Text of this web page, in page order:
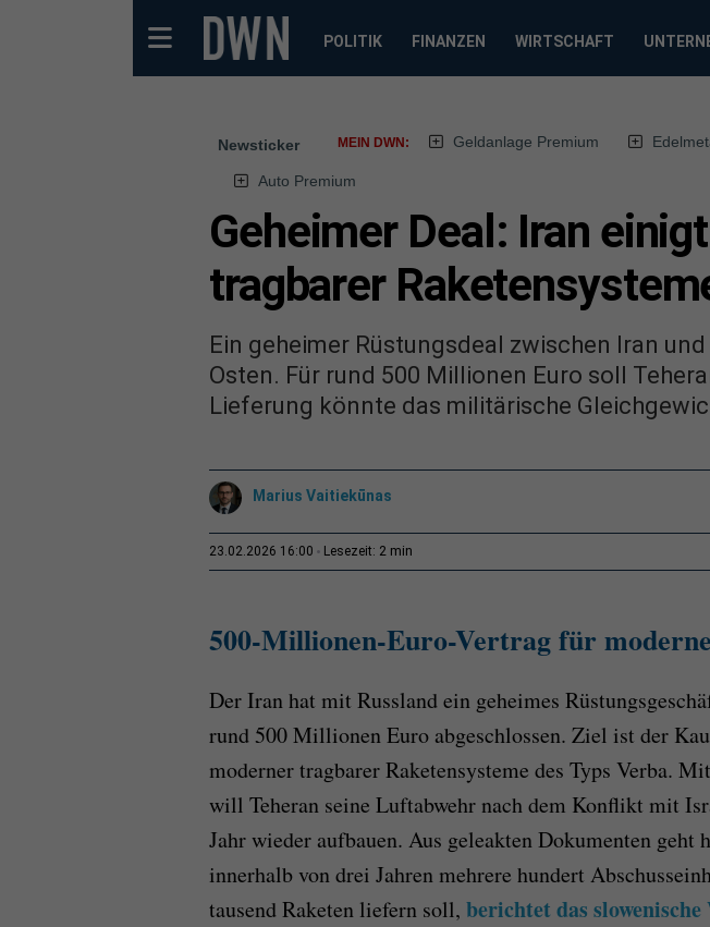
POLITIK FINANZEN WIRTSCHAFT
Newsticker MEIN DWN: Geldanlage Premium
Auto Premium
Geheimer Deal: Iran
tragbarer
Ein geheimer Rüstungsdeal zwischen Iran
Osten. Für rund 500 Millionen Euro soll
Lieferung könnte das militärische
Marius Vaitiekūnas
23.02.2026 16:00 Lesezeit: 2 min
500-Millionen-Euro-Vertrag für
Der Iran hat mit Russland ein geheimes
rund 500 Millionen Euro abgeschlossen. Ziel ist der
moderner tragbarer Raketensysteme des Typs Verba.
will Teheran seine Luftabwehr nach dem Konflikt mit
Jahr wieder aufbauen. Aus geleakten Dokumenten geht
innerhalb von drei Jahren mehrere hundert
tausend Raketen liefern soll, berichtet das